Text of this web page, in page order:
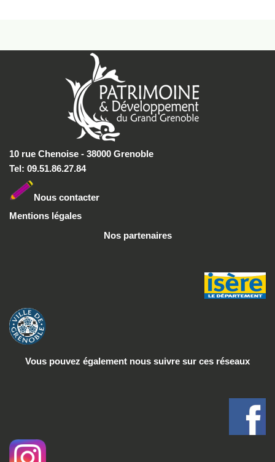
10 rue Chenoise - 38000 Grenoble
Tel: 09.51.86.27.84
Nous contacter
Mentions légales
Nos partenaires
Vous pouvez également nous suivre sur ces réseaux